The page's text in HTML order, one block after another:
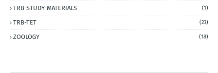
TRB-STUDY-MATERIALS (1)
TRB-TET (23)
ZOOLOGY (18)